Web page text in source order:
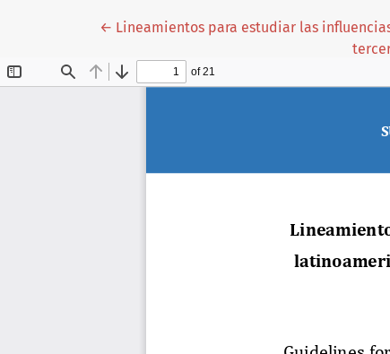
← Volver a los detalles del artículo
Lineamientos para estudiar las